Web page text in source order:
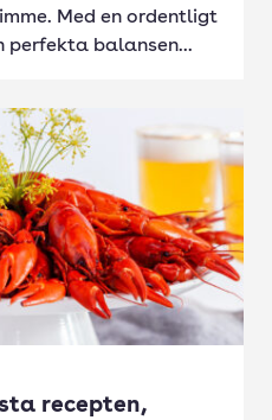
Med en ordentligt
perfekta balansen...
recepten,